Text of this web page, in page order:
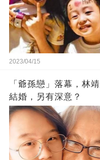
2023/04/15
「爺孫戀」落幕，林
結婚，另有深意？